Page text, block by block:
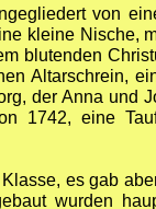
von
kleine Nische,
blutenden
Altarschrein,
der Anna und
1742, eine
es gab
wurden